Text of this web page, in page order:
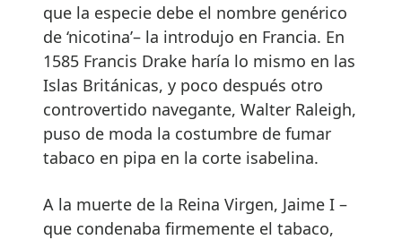
que la especie debe el nombre genérico
de ‘nicotina’– la introdujo en Francia. En
1585 Francis Drake haría lo mismo en las
Islas Británicas, y poco después otro
controvertido navegante, Walter Raleigh,
puso de moda la costumbre de fumar
tabaco en pipa en la corte isabelina.
A la muerte de la Reina Virgen, Jaime I –
que condenaba firmemente el tabaco,